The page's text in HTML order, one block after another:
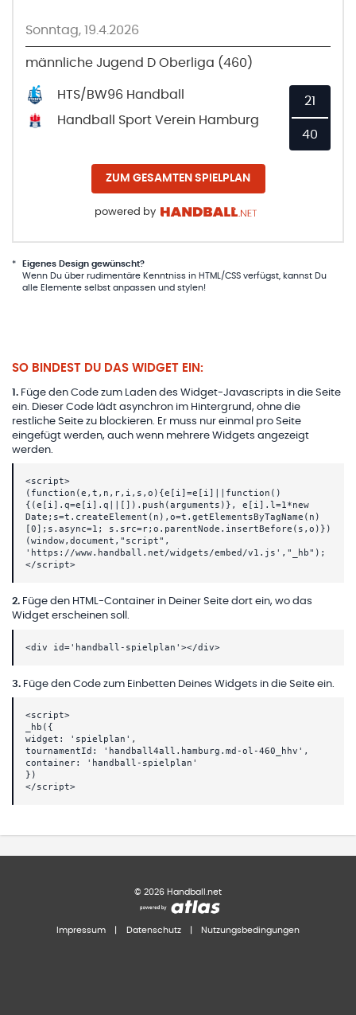
Sonntag, 19.4.2026
männliche Jugend D Oberliga (460)
HTS/BW96 Handball
Handball Sport Verein Hamburg
21
40
ZUM GESAMTEN SPIELPLAN
powered by
*
Eigenes Design gewünscht?
Wenn Du über rudimentäre Kenntniss in HTML/CSS verfügst, kannst Du
alle Elemente selbst anpassen und stylen!
SO BINDEST DU DAS WIDGET EIN:
1 . Füge den Code zum Laden des Widget-Javascripts in die Seite
ein. Dieser Code lädt asynchron im Hintergrund, ohne die
restliche Seite zu blockieren. Er muss nur einmal pro Seite
eingefügt werden, auch wenn mehrere Widgets angezeigt
werden.
<script>
(function(e,t,n,r,i,s,o){e[i]=e[i]||function()
{(e[i].q=e[i].q||[]).push(arguments)}, e[i].l=1*new
Date;s=t.createElement(n),o=t.getElementsByTagName(n)
[0];s.async=1; s.src=r;o.parentNode.insertBefore(s,o)})
(window,document,"script",
'https://www.handball.net/widgets/embed/v1.js',"_hb");
</script>
2. Füge den HTML-Container in Deiner Seite dort ein, wo das
Widget erscheinen soll.
<div id='handball-spielplan'></div>
3. Füge den Code zum Einbetten Deines Widgets in die Seite ein.
<script>
_hb({
widget: 'spielplan',
tournamentId: 'handball4all.hamburg.md-ol-460_hhv',
container: 'handball-spielplan'
})
</script>
© 2026 Handball.net
Impressum Datenschutz Nutzungsbedingungen